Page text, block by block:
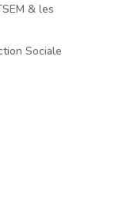
& les
Sociale